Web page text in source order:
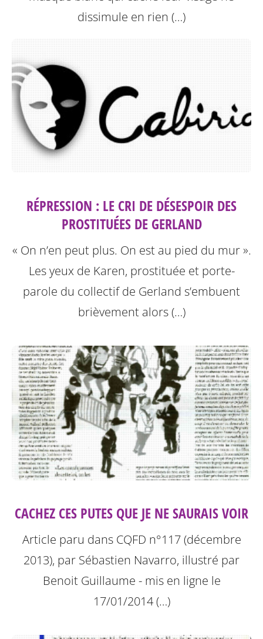
dissimule en rien (…)
RÉPRESSION : LE CRI DE DÉSESPOIR DES
PROSTITUÉES DE GERLAND
« On n’en peut plus. On est au pied du mur ».
Les yeux de Karen, prostituée et porte-
parole du collectif de Gerland s’embuent
brièvement alors (…)
CACHEZ CES PUTES QUE JE NE SAURAIS VOIR
Article paru dans CQFD n°117 (décembre
2013), par Sébastien Navarro, illustré par
Benoit Guillaume - mis en ligne le
17/01/2014 (…)